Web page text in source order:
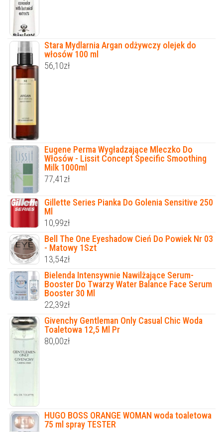
Stara Mydlarnia Argan odżywczy olejek do
włosów 100 ml
56,10zł
Eugene Perma Wygładzające Mleczko Do
Włosów - Lissit Concept Specific Smoothing
Milk 1000ml
77,41 zł
Gillette Series Pianka Do Golenia Sensitive 250
Ml
10,99zł
Bell The One Eyeshadow Cień Do Powiek Nr 03
- Matowy 1Szt
13,54zł
Bielenda Intensywnie Nawilżające Serum-
Booster Do Twarzy Water Balance Face Serum
Booster 30 Ml
22,39zł
Givenchy Gentleman Only Casual Chic Woda
Toaletowa 12,5 Ml Pr
80,00zł
HUGO BOSS ORANGE WOMAN woda toaletowa
75 ml spray TESTER